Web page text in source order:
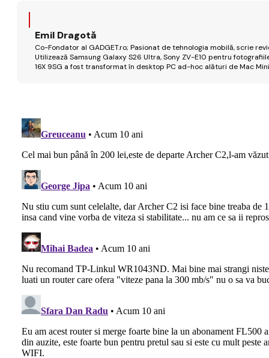
Emil Dragotă
Co-Fondator al GADGET.ro; Pasionat de tehnologia mobilă, scrie
Utilizează Samsung Galaxy S26 Ultra, Sony ZV-E10 pentru
16X 9SG a fost transformat în desktop PC ad-hoc alături de Mac